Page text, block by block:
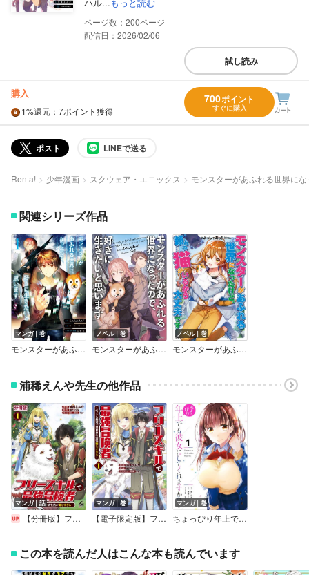
200
配信日：2026/02/06
試し読み
購入
1%還元 ：7ポイント獲得
700ポイント
すぐに購入
ポスト LINEで送る
Renta! 少年漫画 スクウェア・エニックス モンスターがあふれる世界に
関連シリーズ作品
マンガ｜巻
モンスターがあふれる世界になったので、好きに生きたいと思います【デジタル版限定特典付き】
ノベル｜巻
モンスターがあふれる世界になったので、好きに生きたいと思います
ノベル｜巻
モンスターがあふれる世界になったけど、頼れる猫がいるから大丈夫です
浦稀えんや先生の他作品
マンガ｜話
【分冊版】フリースキルで最強冒険者 ～ペットも無双で異世界生活が楽しすぎる～
マンガ｜巻
【電子限定版】フリースキルで最強冒険者 ～ペットも無双で異世界生活が楽しすぎる～
マンガ｜巻
ちょっぴり年上でも彼女にしてくれますか？【デジタル版限定特典付き】
この本を読んだ人はこんな本も読んでいます